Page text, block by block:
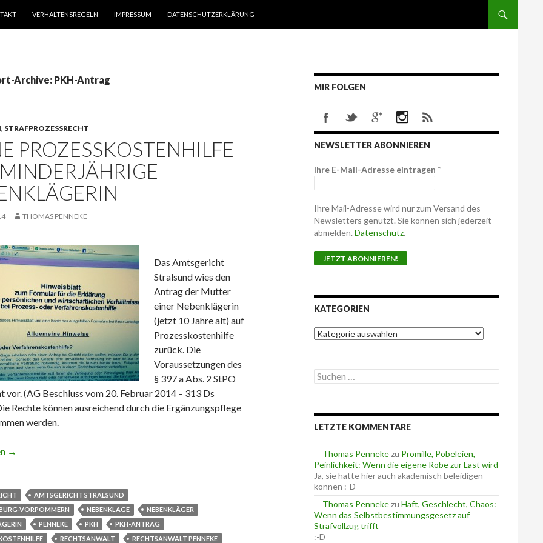
VERHALTENSREGELN IMPRESSUM DATENSCHUTZERKLÄRUNG
Archive: PKH-Antrag
, STRAFPROZESSRECHT
PROZESSKOSTENHILFE
THOMAS PENNEKE
Das Amtsgericht
Stralsund wies den
Antrag der Mutter
einer Nebenklägerin
(jetzt 10 Jahre alt) auf
Prozesskostenhilfe
zurück. Die
Voraussetzungen des
§ 397 a Abs. 2 StPO
vor. (AG Beschluss vom 20. Februar 2014 – 313 Ds
Rechte können ausreichend durch die Ergänzungspflege
werden.
für minderjährige Nebenklägerin
→
AMTSGERICHT STRALSUND
VORPOMMERN
NEBENKLAGE
NEBENKLÄGER
PENNEKE PKH
PKH-ANTRAG
RECHTSANWALT RECHTSANWALT PENNEKE
MIR FOLGEN
NEWSLETTER ABONNIEREN
Ihre E-Mail-Adresse eintragen *
Ihre Mail-Adresse wird nur zum Versand des
Newsletters genutzt. Sie können sich jederzeit
abmelden. Datenschutz.
KATEGORIEN
K
a
g
o
n
S
u
e
n
c
h
:
LETZTE KOMMENTARE
Thomas Pennekezu Promille, Pöbeleien,
Peinlichkeit: Wenn die eigene Robe zur Last wird
Ja, sie hätte hier auch akademisch beleidigen
können :-D
Thomas Pennekezu Haft, Geschlecht, Chaos:
Wenn das Selbstbestimmungsgesetz auf
Strafvollzug trifft
:-D